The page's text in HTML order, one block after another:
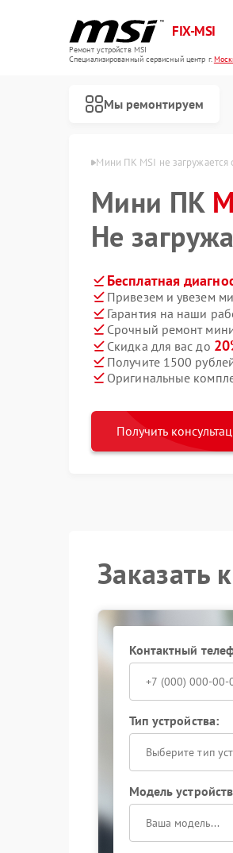
FIX-MSI
Ремонт устройств MSI
Специализированный cервисный центр г.
Мы ремонтируем
пк MSI в Москве Мини ПК MSI не загружается
Мини ПК
Не
Бесплатная
Привезем и увезем
Гарантия на наши
Срочный ремонт
Скидка для вас до
Получите 1500
Оригинальные
Получить
Заказать
Контактный
Тип устройства:
Выберите тип
Модель